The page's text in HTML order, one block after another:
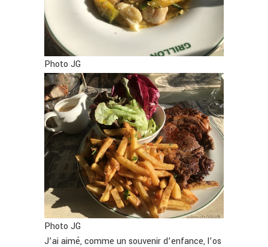
Photo JG
Photo JG
J’ai aimé, comme un souvenir d’enfance, l’os